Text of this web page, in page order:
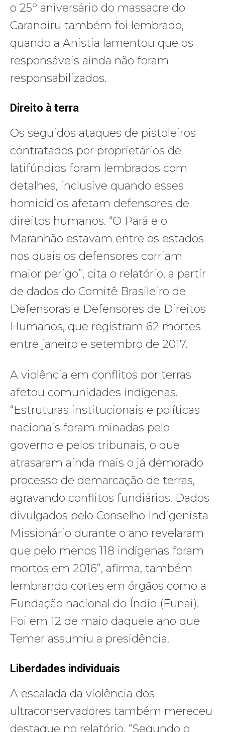
o 25º aniversário do massacre do
Carandiru também foi lembrado,
quando a Anistia lamentou que os
responsáveis ainda não foram
responsabilizados.
Direito à terra
Os seguidos ataques de pistoleiros
contratados por proprietários de
latifúndios foram lembrados com
detalhes, inclusive quando esses
homicídios afetam defensores de
direitos humanos. “O Pará e o
Maranhão estavam entre os estados
nos quais os defensores corriam
maior perigo”, cita o relatório, a partir
de dados do Comitê Brasileiro de
Defensoras e Defensores de Direitos
Humanos, que registram 62 mortes
entre janeiro e setembro de 2017.
A violência em conflitos por terras
afetou comunidades indígenas.
“Estruturas institucionais e políticas
nacionais foram minadas pelo
governo e pelos tribunais, o que
atrasaram ainda mais o já demorado
processo de demarcação de terras,
agravando conflitos fundiários. Dados
divulgados pelo Conselho Indigenista
Missionário durante o ano revelaram
que pelo menos 118 indígenas foram
mortos em 2016”, afirma, também
lembrando cortes em órgãos como a
Fundação nacional do Índio (Funai).
Foi em 12 de maio daquele ano que
Temer assumiu a presidência.
Liberdades individuais
A escalada da violência dos
ultraconservadores também mereceu
destaque no relatório. “Segundo o